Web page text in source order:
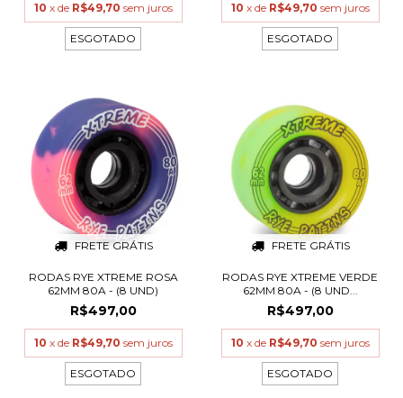
10 x de R$49,70 sem juros
ESGOTADO
10 x de R$49,70 sem juros
ESGOTADO
FRETE GRÁTIS
RODAS RYE XTREME ROSA
62MM 80A - (8 UND)
R$497,00
10 x de R$49,70 sem juros
ESGOTADO
FRETE GRÁTIS
RODAS RYE XTREME VERDE
62MM 80A - (8 UND...
R$497,00
10 x de R$49,70 sem juros
ESGOTADO